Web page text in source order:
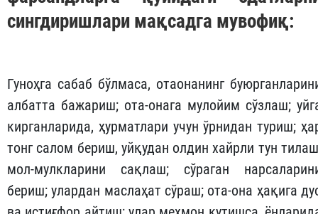
фазилатларнинг негизи,
ҳар қандай ҳақ-ҳуқуқларнинг
Ота-оналар, бола тарбияси
шуғулланаётган
фарзандларга қуйидаги
сингдиришлари мақсадга мувофиқ: